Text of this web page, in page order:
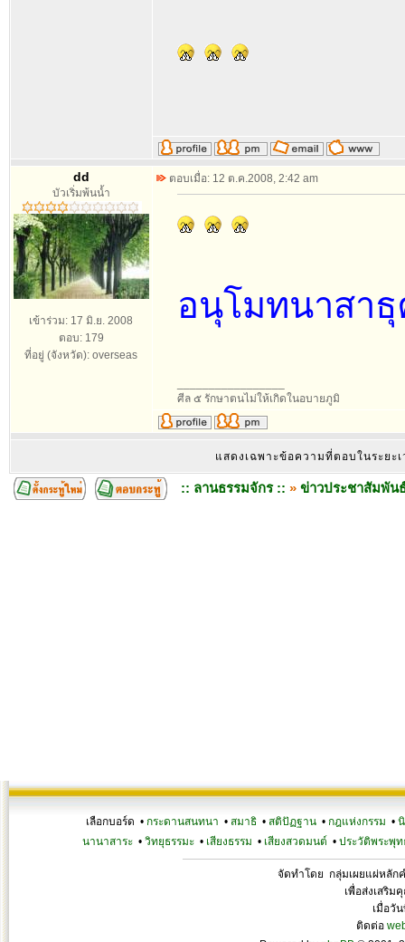
dd
บัวเริ่มพ้นน้ำ
เข้าร่วม: 17 มิ.ย. 2008
ตอบ: 179
ที่อยู่ (จังหวัด): overseas
ตอบเมื่อ: 12 ต.ค.2008, 2:42 am
อนุโมทนาสา
ศีล ๕ รักษาตนไม่ให้เกิดในอบายภูมิ
แสดงเฉพาะข้อความที่ตอบในระยะ
:: ลานธรรมจักร :: » ข่าวประชาสัมพัน
เลือกบอร์ด • กระดานสนทนา • สมาธิ • สติปัฏฐาน • กฎแห่งกรรม •
นานาสาระ •วิทยุธรรมะ • เสียงธรรม • เสียงสวดมนต์ •ประวัติพระพุท
จัดทำโดย กลุ่มเผยแผ่หลัก
เพื่อส่งเสริม
เมื่อวั
ติดต่อ